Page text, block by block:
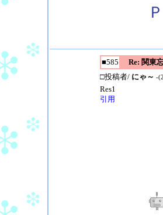
■585 Re: 関東
□投稿者/ にゃ～ -
Res1
引用